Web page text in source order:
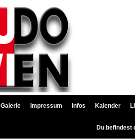
Galerie Impressum Infos Kalender
Du befindest